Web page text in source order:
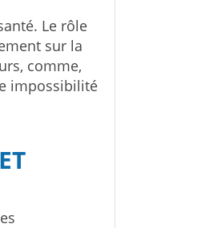
Le rôle
sur la
comme,
impossibilité